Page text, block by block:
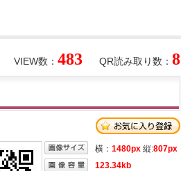
QR読み取り数： 8
VIEW数： 483
横： 1480px 縦:807px
123.34kb